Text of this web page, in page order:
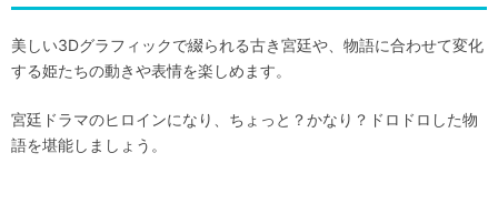
美しい3Dグラフィックで綴られる古き宮廷や、物語に合わせて変化
する姫たちの動きや表情を楽しめます。
宮廷ドラマのヒロインになり、ちょっと？かなり？ドロドロした物
語を堪能しましょう。